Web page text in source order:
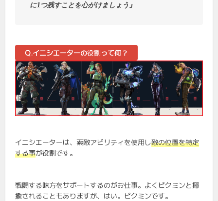
に1つ残すことを心がけましょう』
Q.イニシエーターの役割って何？
イニシエーターは、索敵アビリティを使用し敵の位置を特定
する事が役割です。
戦闘する味方をサポートするのがお仕事。よくピクミンと揶
揄されることもありますが、はい。ピクミンです。